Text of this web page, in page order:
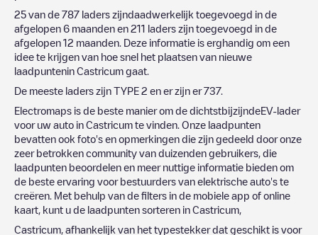
25 van de 787 laders zijndaadwerkelijk toegevoegd in de
afgelopen 6 maanden en 211 laders zijn toegevoegd in de
afgelopen 12 maanden. Deze informatie is erghandig om een
idee te krijgen van hoe snel het plaatsen van nieuwe
laadpuntenin Castricum gaat.
De meeste laders zijn TYPE 2 en er zijn er737.
Electromaps is de beste manier om de dichtstbijzijndeEV-lader
voor uw auto in Castricum te vinden. Onze laadpunten
bevatten ook foto's en opmerkingen die zijn gedeeld door onze
zeer betrokken community van duizenden gebruikers, die
laadpunten beoordelen en meer nuttige informatie bieden om
de beste ervaring voor bestuurders van elektrische auto's te
creëren. Met behulp van de filters in de mobiele app of online
kaart, kunt u de laadpunten sorteren in Castricum
Castricum , afhankelijk van het typestekker dat geschikt is voor